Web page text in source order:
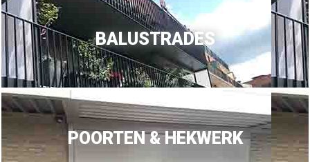
BALUSTRADES
POORTEN & HEKWERK